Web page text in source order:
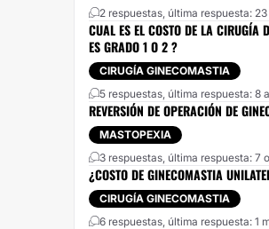
2 respuestas, última respuesta:
CUAL ES EL COSTO DE LA CIRUGÍA
ES GRADO 1 O 2 ?
CIRUGÍA GINECOMASTIA
5 respuestas, última respuesta: 8
REVERSIÓN DE OPERACIÓN DE
MASTOPEXIA
3 respuestas, última respuesta: 7
¿COSTO DE GINECOMASTIA
CIRUGÍA GINECOMASTIA
6 respuestas, última respuesta: 1